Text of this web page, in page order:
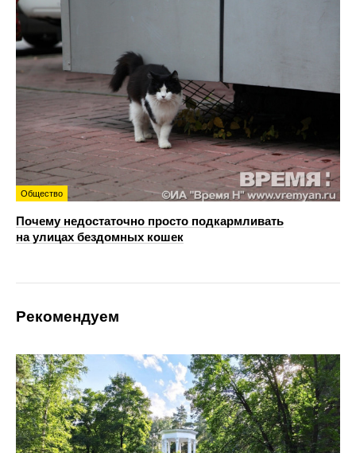
Общество
Почему недостаточно просто подкармливать
на улицах бездомных кошек
Рекомендуем